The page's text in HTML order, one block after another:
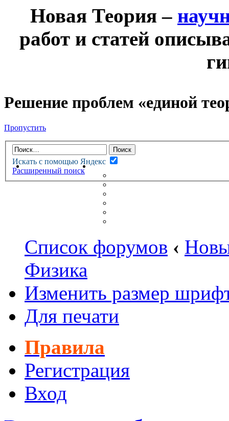
Новая Теория –
работ и статей
Решение проблем «единой
Пропустить
Искать с помощью Яндекс
Расширенный поиск
НОВАЯ ТЕОРИЯФОРУМ
НЕПРОЧИТАННЫЕ
Список форумов ‹
Физика
Изменить размер
Для печати
Правила
Регистрация
Вход